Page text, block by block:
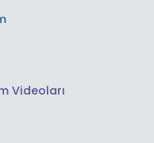
Videoları